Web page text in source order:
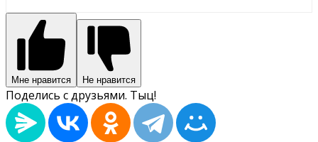
Мне нравится Не нравится
Поделись с друзьями. Тыц!